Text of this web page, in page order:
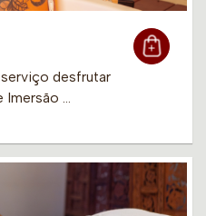
desfrutar
Imersão …